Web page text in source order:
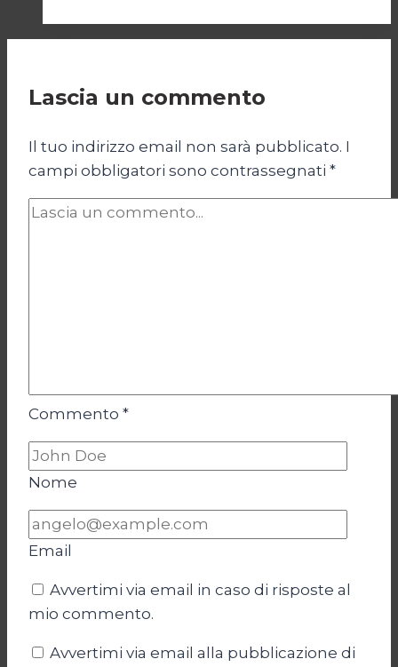
regime
emergenza/2
Lascia un commento
Il tuo indirizzo email non sarà pubblicato. I
campi obbligatori sono contrassegnati *
Commento *
Nome
Email
Avvertimi via email in caso di risposte al
mio commento.
Avvertimi via email alla pubblicazione di